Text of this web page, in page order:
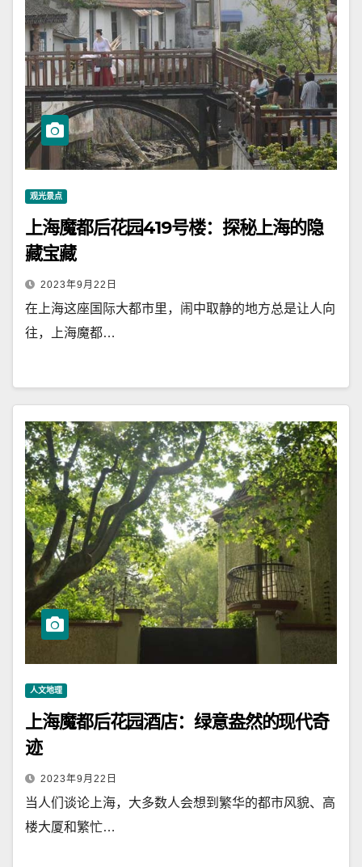
观光景点
上海魔都后花园419号楼：探秘上海的隐
藏宝藏
2023年9月22日
在上海这座国际大都市里，闹中取静的地方总是让人向
往，上海魔都…
人文地理
上海魔都后花园酒店：绿意盎然的现代奇
迹
2023年9月22日
当人们谈论上海，大多数人会想到繁华的都市风貌、高
楼大厦和繁忙…